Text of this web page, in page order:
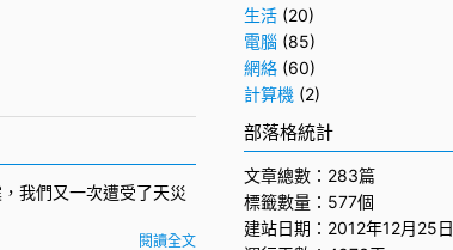
，我們又一次遭受了天災
閱讀全文
生活 (20)
電腦 (85)
網絡 (60)
計算機 (2)
部落格統計
文章總數：283篇
標籤數量：577個
建站日期：2012年12月25日